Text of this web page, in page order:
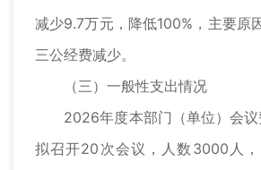
减少9.7万元，降低100%，主要原
三公经费减少。
（三）一般性支出情况
2026年度本部门（单位）会议
拟召开20次会议，人数3000人